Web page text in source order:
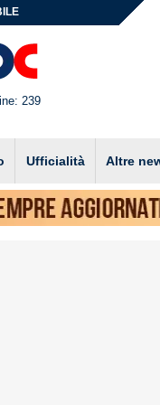
239
Ufficialità Altre